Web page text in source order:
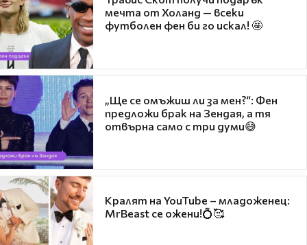
мечта от Холанд — всеки
футболен фен би го искал! 🤩
„Ще се омъжиш ли за мен?“: Фен
предложи брак на Зендая, а тя
отвърна само с три думи😅
Кралят на YouTube – младоженец:
MrBeast се ожени!💍🥰